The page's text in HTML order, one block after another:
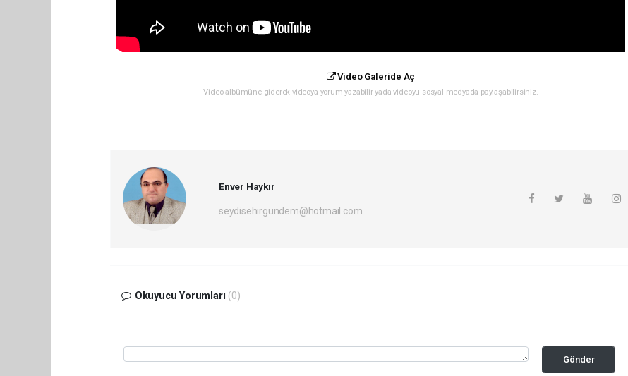
Video Galeride Aç
Video albümüne giderek videoya yorum yazabilir yada videoyu sosyal medyada paylaşabilirsiniz.
Enver Haykır
seydisehirgundem@hotmail.com
Okuyucu Yorumları (0)
Gönder